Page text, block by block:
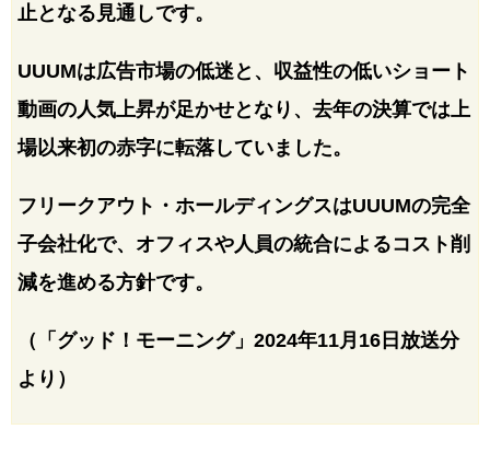
止となる見通しです。
UUUMは広告市場の低迷と、収益性の低いショート
動画の人気上昇が足かせとなり、去年の決算では上
場以来初の赤字に転落していました。
フリークアウト・ホールディングスはUUUMの完全
子会社化で、オフィスや人員の統合によるコスト削
減を進める方針です。
（「グッド！モーニング」2024年11月16日放送分
より）